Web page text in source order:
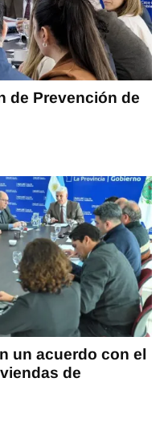
de Prevención de
un acuerdo con el
de